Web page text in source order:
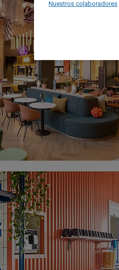
Nuestros colaboradores